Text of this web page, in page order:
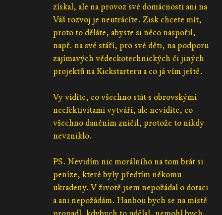
získal, ale na provoz své domácnosti ani na
Váš rozvoj je neutrácíte. Zisk chcete mít,
proto to děláte, abyste si něco naspořil,
např. na své stáří, pro své děti, na podporu
zajímavých vědeckotechnických či jiných
projektů na Kickstarteru a co já vím ještě.
Vy vidíte, co všechno stát s obrovskými
neefektivitami vytváří, ale nevidíte, co
všechno daněním zničil, protože to nikdy
nevzniklo.
PS. Nevidím nic morálního na tom brát si
peníze, které byly předtím někomu
ukradeny. V životě jsem nepožádal o dotaci
a ani nepožádám. Hanbou bych se na místě